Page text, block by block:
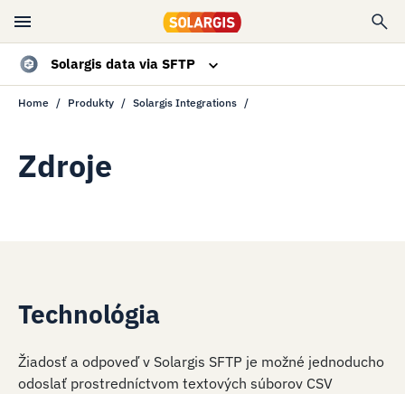
Solargis data via SFTP
Prehľad
Špecifikácie
Home Produkty Solargis Integrations
Zdroje
Technológia
Žiadosť a odpoveď v Solargis SFTP je možné jednoducho
odoslať prostredníctvom textových súborov CSV